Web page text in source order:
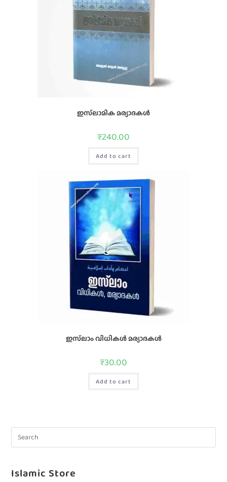
ഇസ്‌ലാമിക മര്യാദകൾ
₹240.00
Add to cart
ഇസ്‌ലാം വിധികള്‍ മര്യാദകള്‍
₹30.00
Add to cart
Islamic Store